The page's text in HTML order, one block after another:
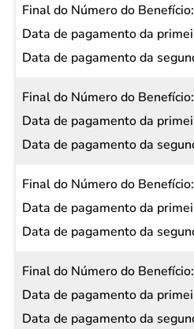
Final do
Número
do
Data de
pagamento
da
primeira
parcela
Data de
da
segunda
parcela